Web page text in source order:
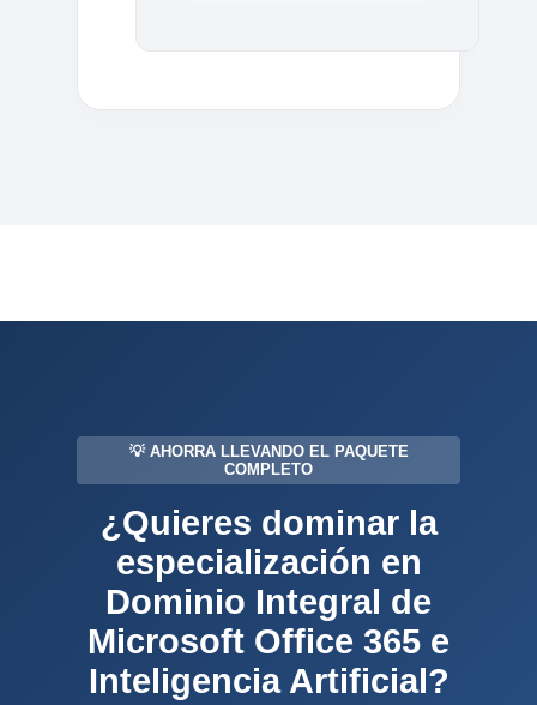
💡 AHORRA LLEVANDO EL PAQUETE
COMPLETO
¿Quieres dominar la
especialización en
Dominio Integral de
Microsoft Office 365 e
Inteligencia Artificial?